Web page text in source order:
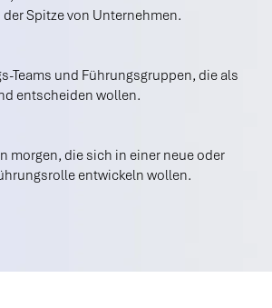
Spitze von Unternehmen.
Teams und Führungsgruppen, die als
entscheiden wollen.
morgen, die sich in einer neue oder
entwickeln wollen.